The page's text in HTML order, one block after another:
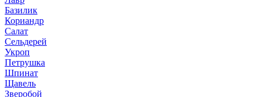
Базилик
Кориандр
Салат
Сельдерей
Укроп
Петрушка
Шпинат
Щавель
Зверобой